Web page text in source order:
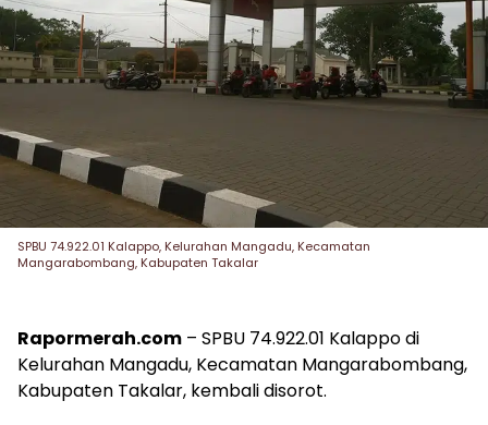
SPBU 74.922.01 Kalappo, Kelurahan Mangadu, Kecamatan
Mangarabombang, Kabupaten Takalar
Rapormerah.com – SPBU 74.922.01 Kalappo di
Kelurahan Mangadu, Kecamatan Mangarabombang,
Kabupaten Takalar, kembali disorot.